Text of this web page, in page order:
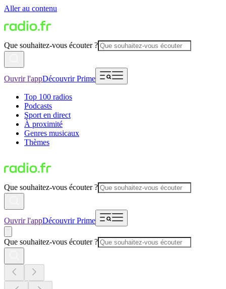
Aller au contenu
Que souhaitez-vous écouter ?
Ouvrir l'appDécouvrir Prime
Top 100 radios
Podcasts
Sport en direct
À proximité
Genres musicaux
Thèmes
Que souhaitez-vous écouter ?
Ouvrir l'appDécouvrir Prime
Que souhaitez-vous écouter ?